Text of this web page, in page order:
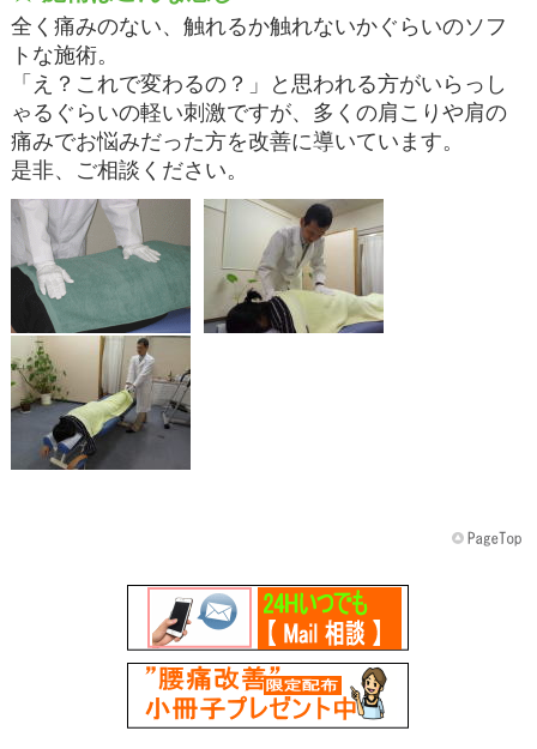
全く痛みのない、触れるか触れないかぐらいのソフ
トな施術。
「え？これで変わるの？」と思われる方がいらっし
ゃるぐらいの軽い刺激ですが、多くの肩こりや肩の
痛みでお悩みだった方を改善に導いています。
是非、ご相談ください。